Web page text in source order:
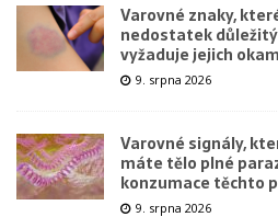
Varovné znaky,
nedostatek
vyžaduje jejich
9. srpna 2026
Varovné signály,
máte tělo plné
konzumace těchto
9. srpna 2026